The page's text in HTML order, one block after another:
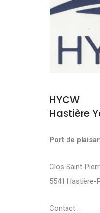
HYCW
Hastière
Port de
Clos Saint-
5541 Hastière-
Contact :